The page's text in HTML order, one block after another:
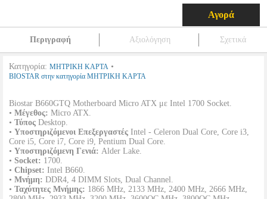
Αγορά
Περιγραφή Αξιολόγηση Σχετικά
Κατηγορία: ΜΗΤΡΙΚΗ ΚΑΡΤΑ •
BIOSTAR στην κατηγορία ΜΗΤΡΙΚΗ ΚΑΡΤΑ
Biostar B660GTQ Motherboard Micro ATX με Intel 1700 Socket.
• Μέγεθος: Micro ATX.
• Τύπος Desktop.
• Υποστηριζόμενοι Επεξεργαστές Intel - Celeron Dual Core, Core i3,
Core i5, Core i7, Core i9, Pentium Dual Core.
• Υποστηριζόμενη Γενιά: Alder Lake.
• Socket: 1700.
• Chipset: Intel B660.
• Μνήμη: DDR4, 4 DIMM Slots, Dual Channel.
• Ταχύτητες Μνήμης: 1866 MHz, 2133 MHz, 2400 MHz, 2666 MHz,